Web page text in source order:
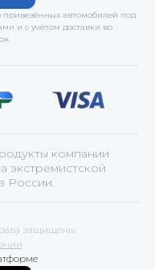
автомобилей под
и с учётом доставки во
.
компании
экстремистской
России.
защищены.